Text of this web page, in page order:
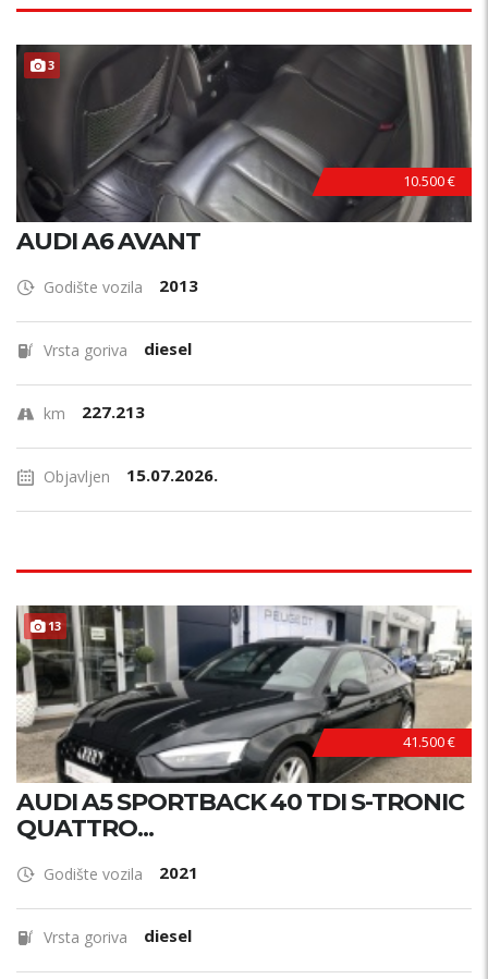
3
10.500 €
AUDI A6 AVANT
Godište vozila 2013
Vrsta goriva diesel
km 227.213
Objavljen 15.07.2026.
13
41.500 €
AUDI A5 SPORTBACK 40 TDI S-TRONIC
QUATTRO...
Godište vozila 2021
Vrsta goriva diesel